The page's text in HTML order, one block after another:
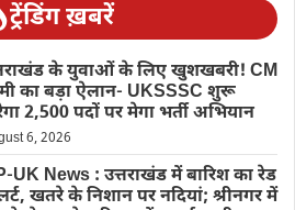
ट्रेंडिंग ख़बरें
के युवाओं के लिए खुशखबरी! CM
का बड़ा ऐलान- UKSSSC शुरू
2,500 पदों पर मेगा भर्ती अभियान
6, 2026
UK News : उत्तराखंड में बारिश का रेड
खतरे के निशान पर नदियां; श्रीनगर में